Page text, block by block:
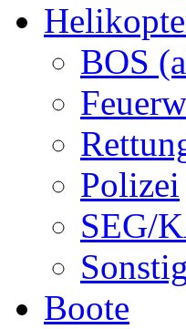
BOS
Polizei
SEG/
Boote